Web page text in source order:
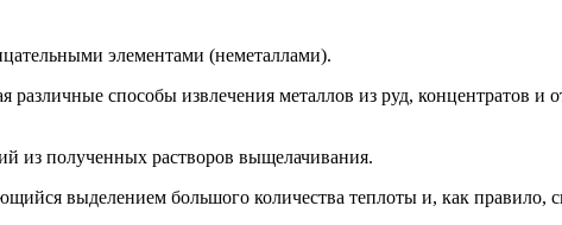
элементами (неметаллами).
способы извлечения металлов из руд, концентратов и
из полученных растворов выщелачивания.
выделением большого количества теплоты и, как правило,